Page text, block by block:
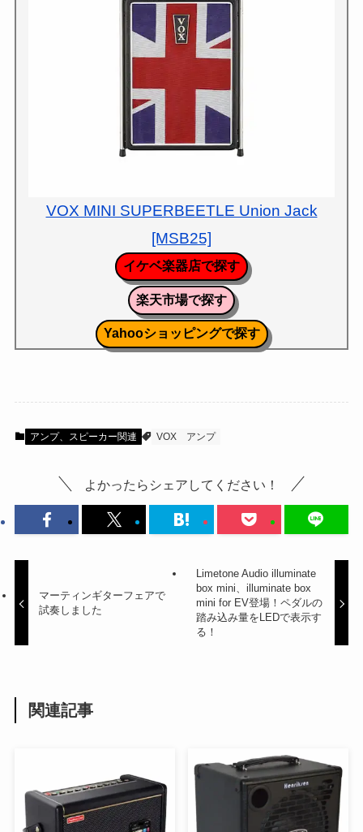
VOX MINI SUPERBEETLE Union Jack
[MSB25]
イケベ楽器店で探す
楽天市場で探す
Yahooショッピングで探す
アンプ、スピーカー関連 VOX アンプ
よかったらシェアしてください！
マーティンギターフェアで
試奏しました
Limetone Audio illuminate
box mini、illuminate box
mini for EV登場！ペダルの
踏み込み量をLEDで表示す
る！
関連記事